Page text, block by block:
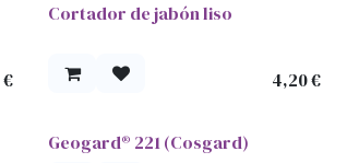
€
Cortador de jabón liso
4,20€
Geogard® 221 (Cosgard)